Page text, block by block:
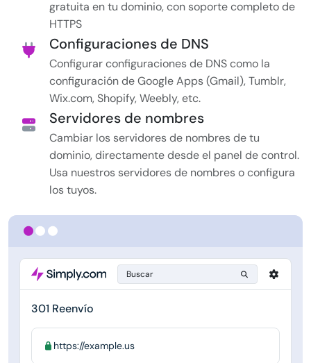
Buscar
301 Reenvío
https://example.us
gratuita en tu dominio, con soporte completo de
HTTPS
Configuraciones de DNS
Configurar configuraciones de DNS como la
configuración de Google Apps (Gmail), Tumblr,
Wix.com, Shopify, Weebly, etc.
Servidores de nombres
Cambiar los servidores de nombres de tu
dominio, directamente desde el panel de control.
Usa nuestros servidores de nombres o configura
los tuyos.